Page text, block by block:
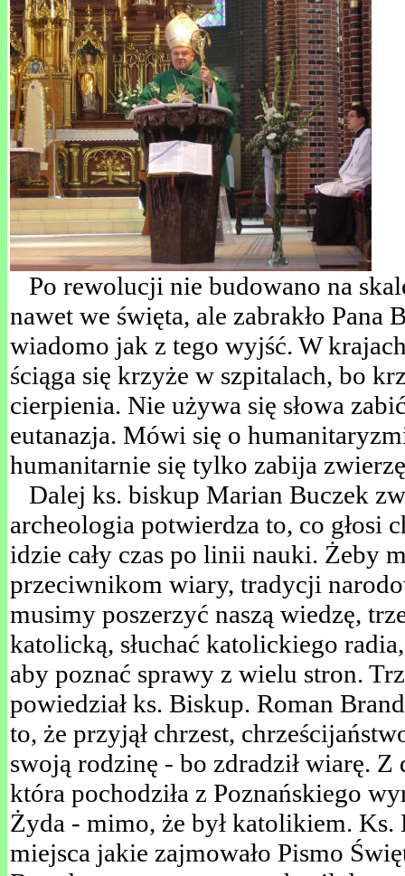
Po rewolucji nie budowano na
nawet we święta, ale zabrakło Pana
wiadomo jak z tego wyjść. W
ściąga się krzyże w szpitalach, bo
cierpienia. Nie używa się słowa
eutanazja. Mówi się o
humanitarnie się tylko zabija
Dalej ks. biskup Marian Buczek
archeologia potwierdza to, co głosi
idzie cały czas po linii nauki. Żeby
przeciwnikom wiary, tradycji
musimy poszerzyć naszą wiedzę,
katolicką, słuchać katolickiego
aby poznać sprawy z wielu stron.
powiedział ks. Biskup. Roman
to, że przyjął chrzest,
swoją rodzinę - bo zdradził wiarę.
która pochodziła z Poznańskiego
Żyda - mimo, że był katolikiem.
miejsca jakie zajmowało Pismo